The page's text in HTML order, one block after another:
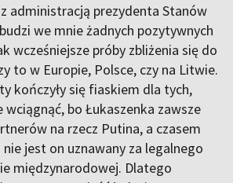
administracją prezydenta Stanów
we mnie żadnych pozytywnych
wcześniejsze próby zbliżenia się do
to w Europie, Polsce, czy na Litwie.
kończyły się fiaskiem dla tych,
bo Łukaszenka zawsze
na rzecz Putina, a czasem
jest on uznawany za legalnego
międzynarodowej. Dlatego